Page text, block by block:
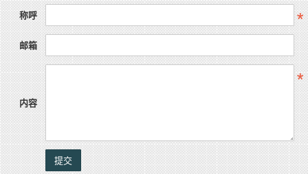
称呼
邮箱
内容